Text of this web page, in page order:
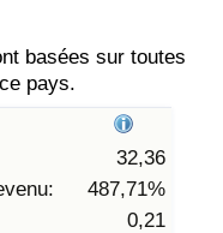
basées sur toutes
pays.
32,36
487,71%
0,21